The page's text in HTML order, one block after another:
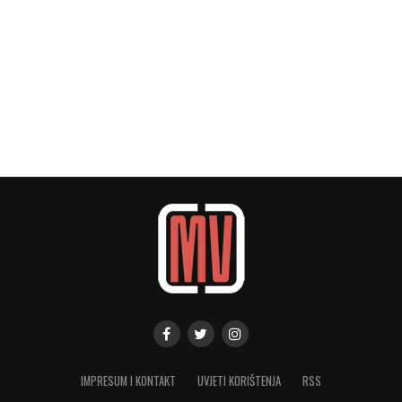
IMPRESUM I KONTAKT UVJETI KORIŠTENJA RSS